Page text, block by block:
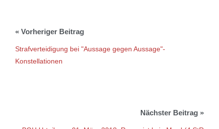
Strafverteidigung bei "Aussage gegen Aussage"-
Konstellationen